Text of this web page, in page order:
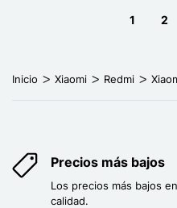
1 2
Inicio Xiaomi Redmi
Precios más bajos
Los precios más bajos
calidad.